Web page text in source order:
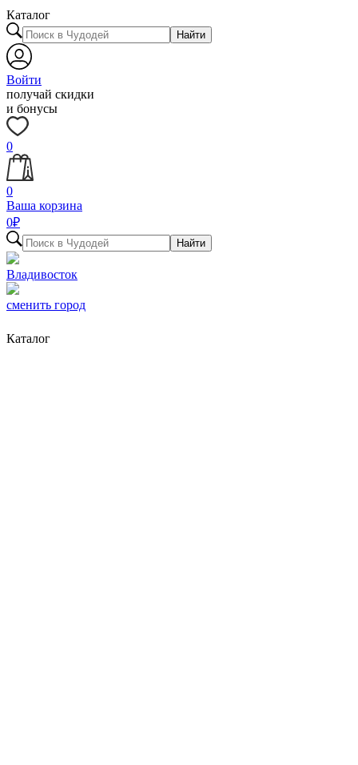
Каталог
Найти
Войти
получай скидки
и бонусы
0
0
Ваша корзина
0₽
Найти
Владивосток
сменить город
Каталог